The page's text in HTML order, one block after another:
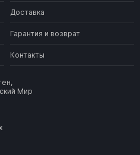
Доставка
Гарантия и возврат
Контакты
Мир